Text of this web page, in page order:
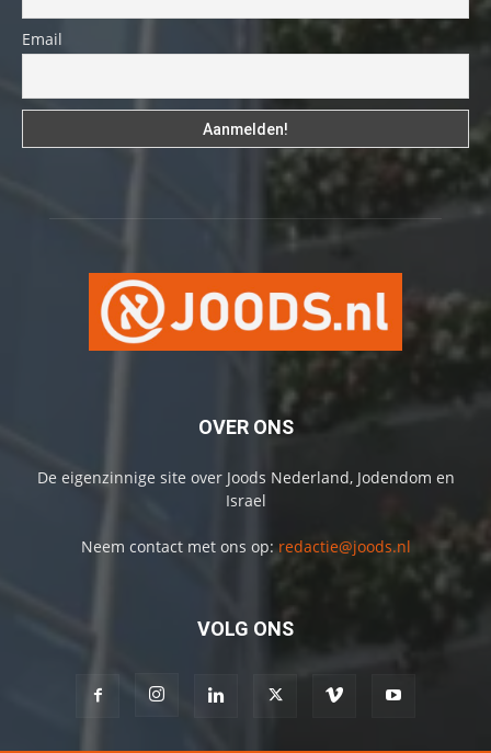
Email
OVER ONS
De eigenzinnige site over Joods Nederland, Jodendom en
Israel
Neem contact met ons op: redactie@joods.nl
VOLG ONS